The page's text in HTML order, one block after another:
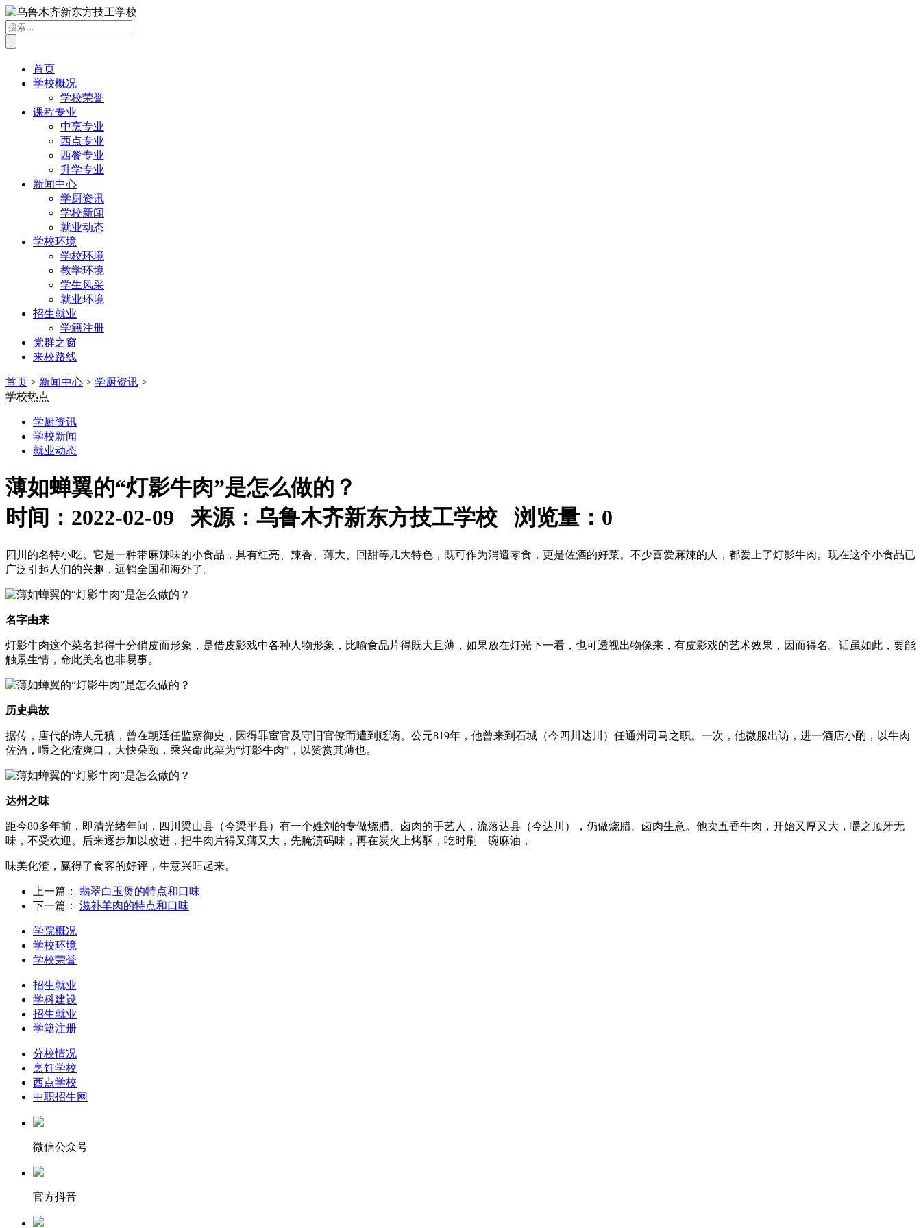
首页
学校概况
学校荣誉
课程专业
中烹专业
西点专业
西餐专业
升学专业
新闻中心
学厨资讯
学校新闻
就业动态
学校环境
学校环境
教学环境
学生风采
就业环境
招生就业
学籍注册
党群之窗
来校路线
首页 > 新闻中心 > 学厨资讯 >
学校热点
学厨资讯
学校新闻
就业动态
薄如蝉翼的“灯影牛肉”是怎么做的？
时间：2022-02-09 来源：乌鲁木齐新东方技工学校 浏览量： 0
四川的名特小吃。它是一种带麻辣味的小食品，具有红亮、辣香、薄大、回甜等几大特色，既可作为消遣零食，更是佐酒的好菜。不少喜爱麻辣的人，都爱上了灯影牛肉。现在这个小食品已
广泛引起人们的兴趣，远销全国和海外了。
名字由来
灯影牛肉这个菜名起得十分俏皮而形象，是借皮影戏中各种人物形象，比喻食品片得既大且薄，如果放在灯光下一看，也可透视出物像来，有皮影戏的艺术效果，因而得名。话虽如此，要能
触景生情，命此美名也非易事。
历史典故
据传，唐代的诗人元稹，曾在朝廷任监察御史，因得罪宦官及守旧官僚而遭到贬谪。公元819年，他曾来到石城（今四川达川）任通州司马之职。一次，他微服出访，进一酒店小酌，以牛肉
佐酒，嚼之化渣爽口，大快朵颐，乘兴命此菜为“灯影牛肉”，以赞赏其薄也。
达州之味
距今80多年前，即清光绪年间，四川梁山县（今梁平县）有一个姓刘的专做烧腊、卤肉的手艺人，流落达县（今达川），仍做烧腊、卤肉生意。他卖五香牛肉，开始又厚又大，嚼之顶牙无
味，不受欢迎。后来逐步加以改进，把牛肉片得又薄又大，先腌渍码味，再在炭火上烤酥，吃时刷—碗麻油，
味美化渣，赢得了食客的好评，生意兴旺起来。
上一篇： 翡翠白玉煲的特点和口味
下一篇： 滋补羊肉的特点和口味
学院概况
学校环境
学校荣誉
招生就业
学科建设
招生就业
学籍注册
分校情况
烹饪学校
西点学校
中职招生网
微信公众号
官方抖音